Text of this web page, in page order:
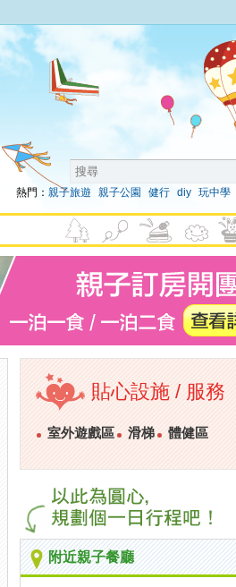
熱門： 親子旅遊 親子公園 健行 diy 玩中學
貼心設施 / 服務
室外遊戲區 滑梯 體健區
附近親子餐廳